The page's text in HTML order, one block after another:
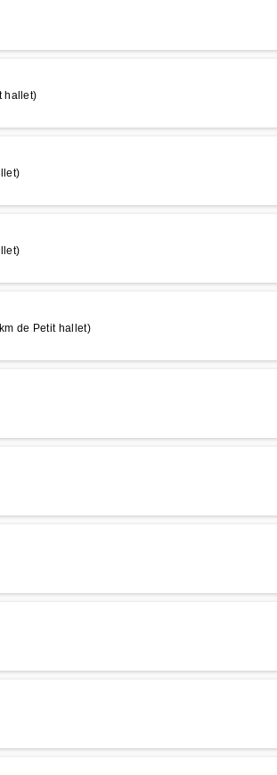
hallet)
de Petit hallet)